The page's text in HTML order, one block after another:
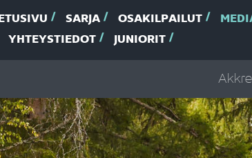
ETUSIVU SARJA OSAKILPAILUT
YHTEYSTIEDOT
JUNIORIT